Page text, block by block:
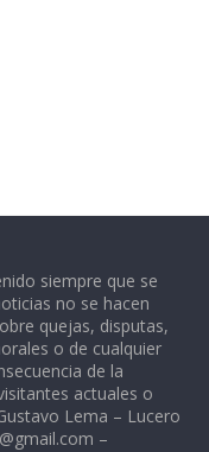
siempre que se
no se hacen
quejas, disputas,
o de cualquier
de la
actuales o
Lema – Lucero
–